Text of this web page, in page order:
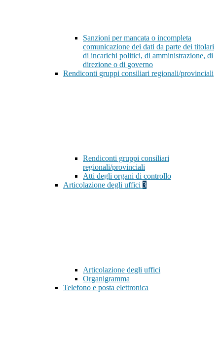
Sanzioni per mancata o incompleta
comunicazione dei dati da parte dei titolari
di incarichi politici, di amministrazione, di
direzione o di governo
Rendiconti gruppi consiliari regionali/provinciali
Rendiconti gruppi consiliari
regionali/provinciali
Atti degli organi di controllo
Articolazione degli uffici 3
Articolazione degli uffici
Organigramma
Telefono e posta elettronica